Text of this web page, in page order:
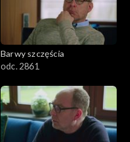
Barwy szczęścia
odc. 2861